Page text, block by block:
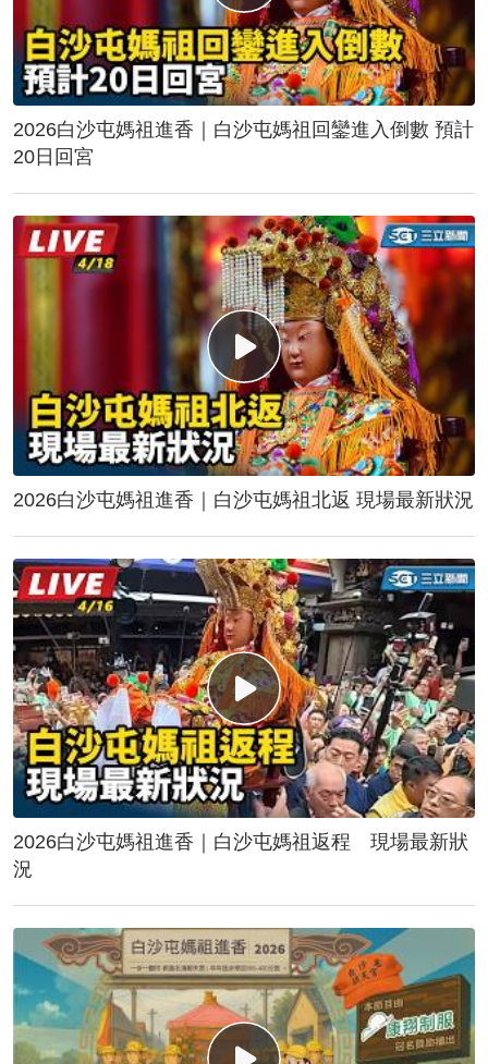
2026白沙屯媽祖進香｜白沙屯媽祖回鑾進入倒數 預計
20日回宮
2026白沙屯媽祖進香｜白沙屯媽祖北返 現場最新狀況
2026白沙屯媽祖進香｜白沙屯媽祖返程 現場最新狀
況